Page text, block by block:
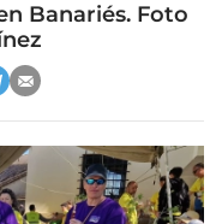
Banariés. Foto